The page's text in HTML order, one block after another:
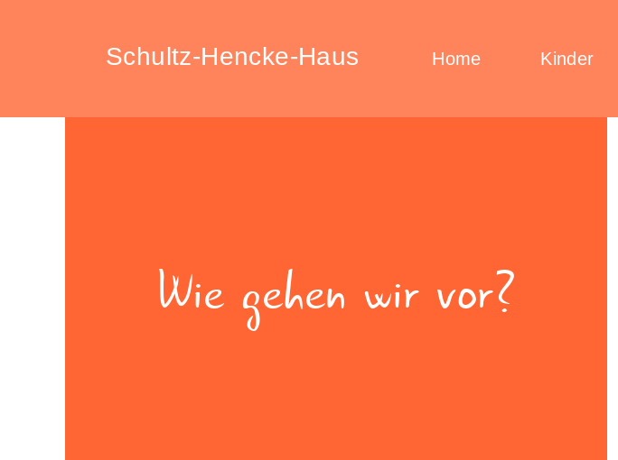
Schultz-Hencke-Haus Home Kinder
Wie gehen wir vor?